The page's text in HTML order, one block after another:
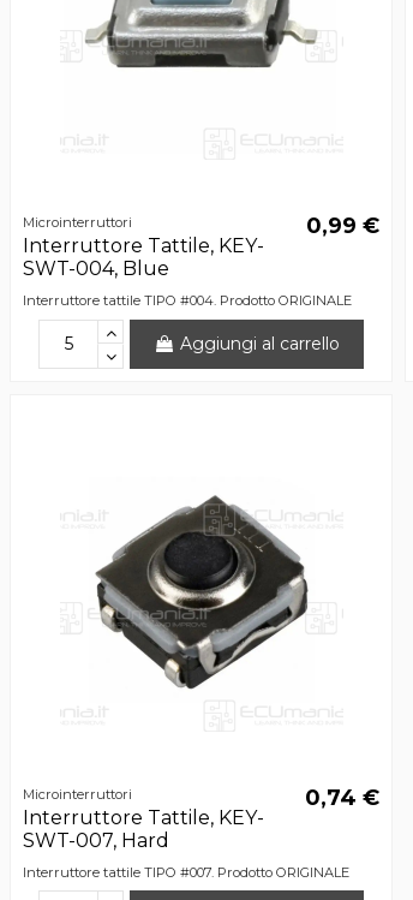
Microinterruttori
Interruttore Tattile, KEY-
SWT-004, Blue
0,99 €
Interruttore tattile TIPO #004. Prodotto ORIGINALE
Aggiungi al carrello
Microinterruttori
Interruttore Tattile, KEY-
SWT-007, Hard
0,74 €
Interruttore tattile TIPO #007. Prodotto ORIGINALE